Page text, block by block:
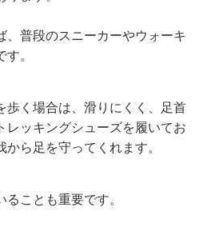
、普段のスニーカーやウォーキ
。
歩く場合は、滑りにくく、足首
レッキングシューズを履いてお
ら足を守ってくれます。
ことも重要です。